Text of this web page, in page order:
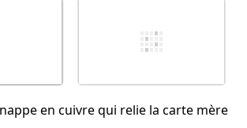
en cuivre qui relie la carte mère